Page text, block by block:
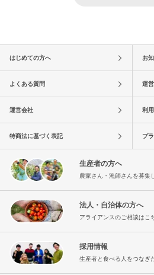
はじめての方へ お
よくある質問 運
運営会社 利
特商法に基づく表記 プ
生産者の方へ
農家さん・漁師さんを募集
法人・自治体の方へ
アライアンスのご相談はこ
採用情報
生産者と食べる人をつなぎ